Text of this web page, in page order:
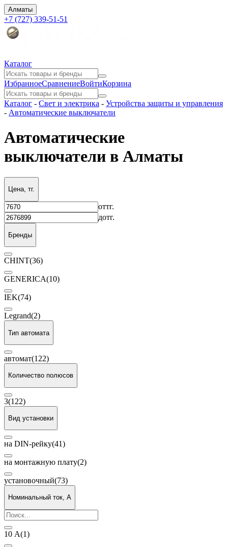
Алматы
+7 (727) 339-51-51
Каталог
ИзбранноеСравнениеВойтиКорзина
Каталог - Свет и электрика - Устройства защиты и управления
- Автоматические выключатели
Автоматические
выключатели в Алматы
Цена, тг.
оттг.
дотг.
Бренды
CHINT(36)
GENERICA(10)
IEK(74)
Legrand(2)
Тип автомата
автомат(122)
Количество полюсов
3(122)
Вид установки
на DIN-рейку(41)
на монтажную плату(2)
установочный(73)
Номинальный ток, А
10 А(1)